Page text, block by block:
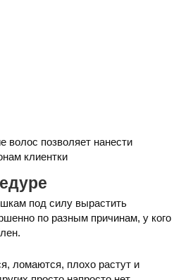
волос позволяет нанести
клиентки
под силу вырастить
по разным причинам, у кого
ломаются, плохо растут и